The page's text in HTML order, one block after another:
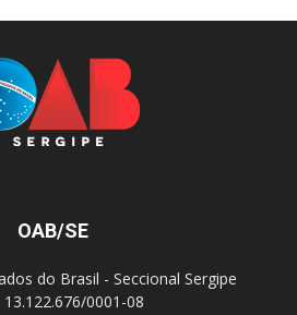
OAB/SE
do Brasil - Seccional Sergipe
13.122.676/0001-08